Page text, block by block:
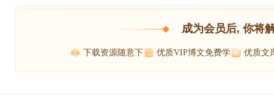
成为会员后, 你将
下载资源随意下 优质VIP博文免费学 优质文